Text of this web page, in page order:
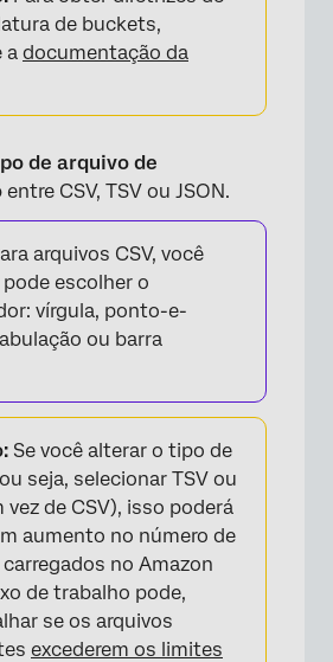
de buckets,
a documentação da
de arquivo de
entre CSV, TSV ou JSON.
arquivos CSV, você
escolher o
vírgula, ponto-e-
ou barra
Se você alterar o tipo de
seja, selecionar TSV ou
vez de CSV), isso poderá
aumento no número de
no Amazon
de trabalho pode,
se os arquivos
excederem os limites